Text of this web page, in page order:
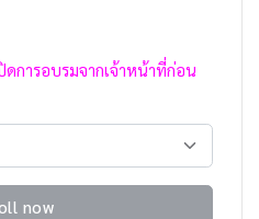
การอบรมจากเจ้าหน้าที่ก่อน
now